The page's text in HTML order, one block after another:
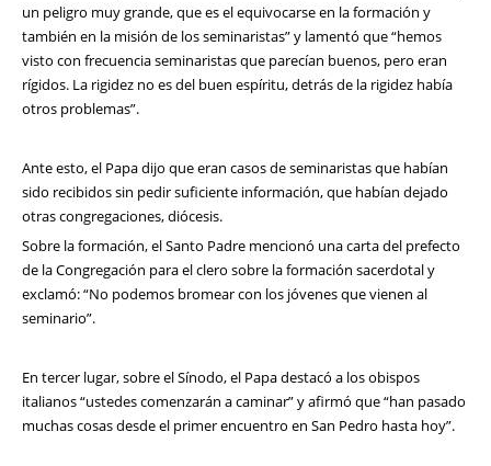
un peligro muy grande, que es el equivocarse en la formación y
también en la misión de los seminaristas” y lamentó que “hemos
visto con frecuencia seminaristas que parecían buenos, pero eran
rígidos. La rigidez no es del buen espíritu, detrás de la rigidez había
otros problemas”.
Ante esto, el Papa dijo que eran casos de seminaristas que habían
sido recibidos sin pedir suficiente información, que habían dejado
otras congregaciones, diócesis.
Sobre la formación, el Santo Padre mencionó una carta del prefecto
de la Congregación para el clero sobre la formación sacerdotal y
exclamó: “No podemos bromear con los jóvenes que vienen al
seminario”.
En tercer lugar, sobre el Sínodo, el Papa destacó a los obispos
italianos “ustedes comenzarán a caminar” y afirmó que “han pasado
muchas cosas desde el primer encuentro en San Pedro hasta hoy”.